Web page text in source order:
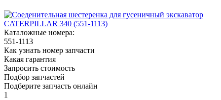
Каталожные номера:
551-1113
Как узнать номер запчасти
Какая гарантия
Запросить стоимость
Подбор запчастей
Подберите запчасть онлайн
1